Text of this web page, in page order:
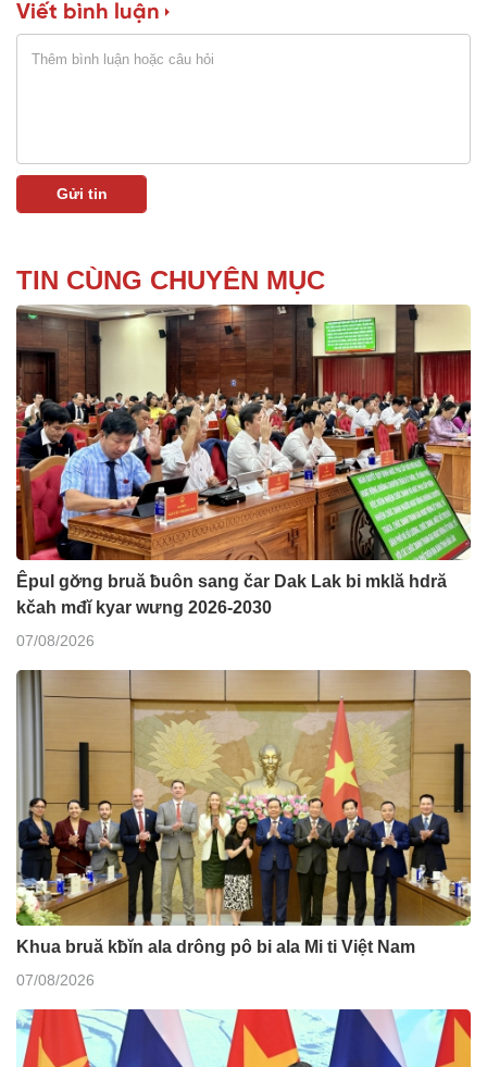
Viết bình luận
TIN CÙNG CHUYÊN MỤC
Êpul gơ̆ng bruă ƀuôn sang čar Dak Lak bi mklă hdră
kčah mđĭ kyar wưng 2026-2030
07/08/2026
Khua bruă kƀĭn ala drông pô bi ala Mi ti Việt Nam
07/08/2026